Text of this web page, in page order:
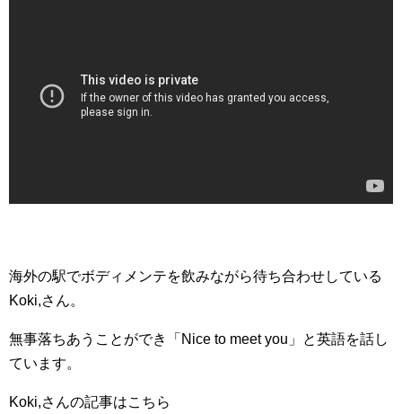
海外の駅でボディメンテを飲みながら待ち合わせしている
Koki,さん。
無事落ちあうことができ「Nice to meet you」と英語を話し
ています。
Koki,さんの記事はこちら